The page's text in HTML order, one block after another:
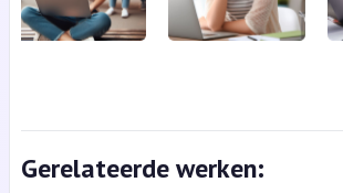
Gerelateerde werken: